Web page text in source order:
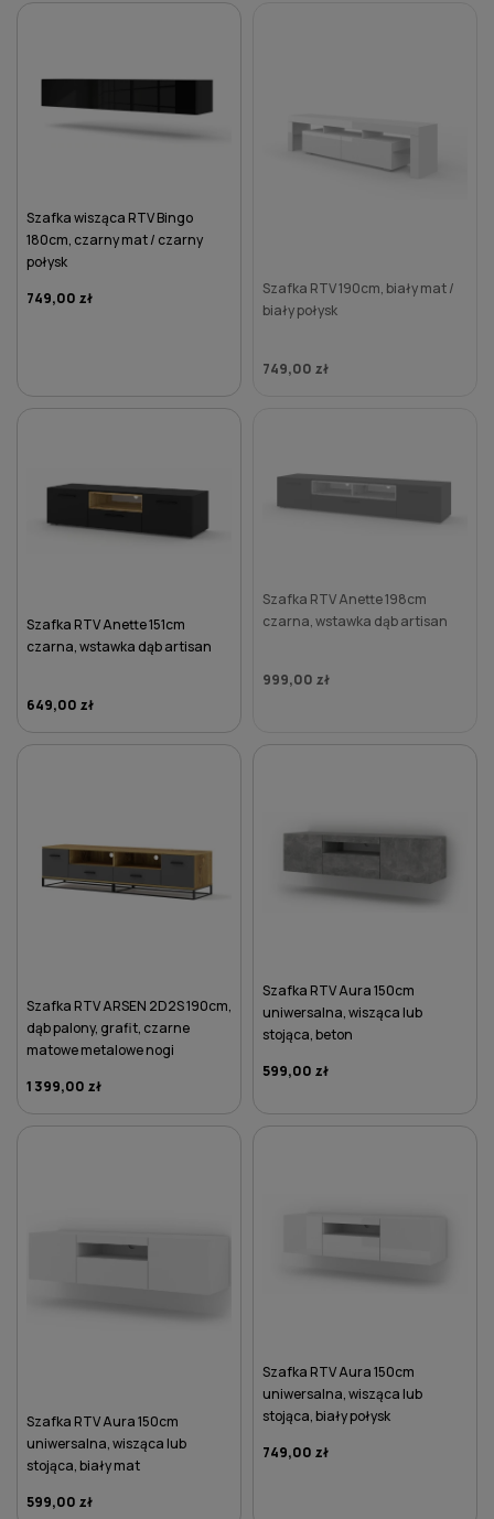
Szafka wisząca RTV Bingo
180cm, czarny mat / czarny
połysk
749,00 zł
Szafka RTV 190cm, biały mat /
biały połysk
749,00 zł
Szafka RTV Anette 151cm
czarna, wstawka dąb artisan
649,00 zł
Szafka RTV Anette 198cm
czarna, wstawka dąb artisan
999,00 zł
Szafka RTV ARSEN 2D2S 190cm,
dąb palony, grafit, czarne
matowe metalowe nogi
1 399,00 zł
Szafka RTV Aura 150cm
uniwersalna, wisząca lub
stojąca, beton
599,00 zł
Szafka RTV Aura 150cm
uniwersalna, wisząca lub
stojąca, biały mat
599,00 zł
Szafka RTV Aura 150cm
uniwersalna, wisząca lub
stojąca, biały połysk
749,00 zł